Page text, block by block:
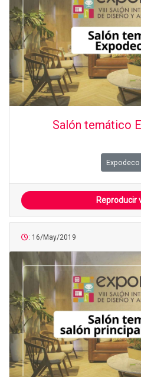
Salón temático
Expodeco
Reproducir
: 16/May/2019